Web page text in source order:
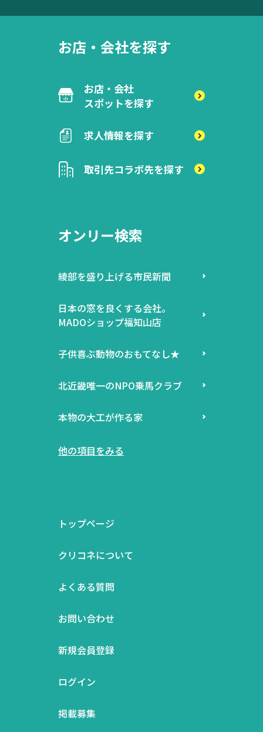
お店・会社を探す
お店・会社
スポットを探す
求人情報を探す
取引先コラボ先を探す
オンリー検索
綾部を盛り上げる市民新聞
日本の窓を良くする会社。
MADOショップ福知山店
子供喜ぶ動物のおもてなし★
北近畿唯一のNPO乗馬クラブ
本物の大工が作る家
他の項目をみる
トップページ
クリコネについて
よくある質問
お問い合わせ
新規会員登録
ログイン
掲載募集